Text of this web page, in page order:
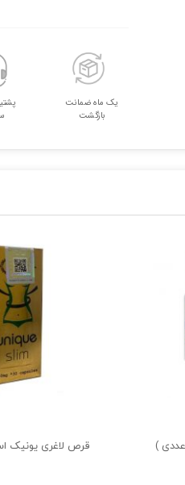
یک ماه ضمانت
بازگشت
قرص لاغری یونیک